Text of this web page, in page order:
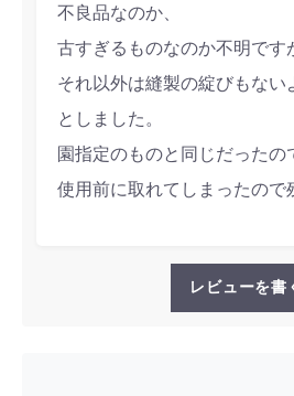
不良品なのか、
古すぎるものなのか不明です
それ以外は縫製の綻びもない
としました。
園指定のものと同じだったの
使用前に取れてしまったので
レビューを書